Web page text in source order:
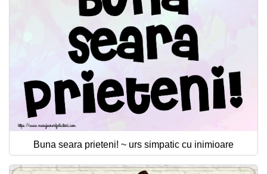
Buna seara prieteni! ~ urs simpatic cu inimioare